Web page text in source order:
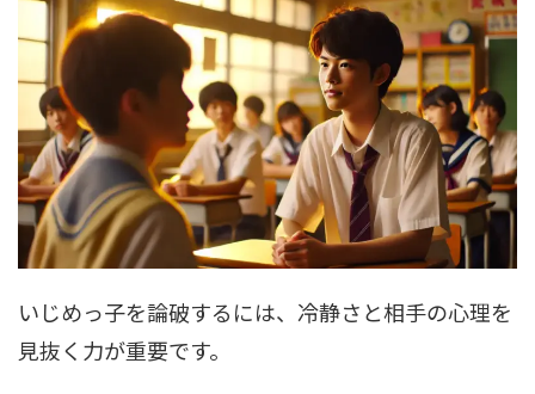
いじめっ子を論破するには、冷静さと相手の心理を
見抜く力が重要です。